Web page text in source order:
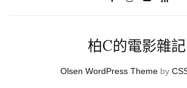
柏C的電影雜記
Olsen WordPress Themeby